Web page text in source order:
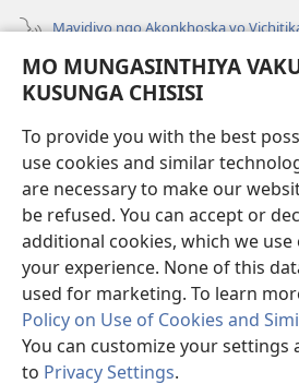
MO MUNGASINTHIYA
KUSUNGA CHISISI
To provide you with the best
use cookies and similar
are necessary to make our
be refused. You can accept or
additional cookies, which we
your experience. None of this
used for marketing. To learn
Policy on Use of Cookies and
You can customize your settings
to Privacy Settings.
Mavidiyo ngo Akonkhoska vo
Fufuzani
(Lajula
Linyaki)LAYIBULARE YA PA INTANETI
(Lajula
Peji
Linyaki)JW Hub ®
(Lajula
Peji
Linyaki)
Copyright© 2026 Watch Tower Bible and
FUNDU ZO MUKHUMBIKA KULONDO